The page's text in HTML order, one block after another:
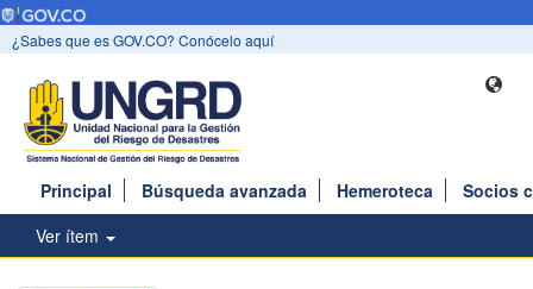
¿Sabes que es GOV.CO? Conócelo aquí
Principal Búsqueda avanzada Hemeroteca
Socios
Ver ítem